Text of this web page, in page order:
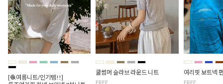
[🧶여름니트/인기템!!]
쿨썸머 슬라브 라운드 니트
FREE
여리핏 보트넥
FREE